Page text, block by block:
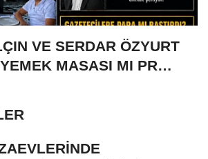
VE SERDAR ÖZYURT
MASASI MI PR